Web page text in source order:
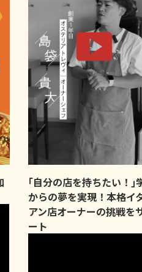
｢自分の店を持ちたい！｣
からの夢を実現！本格イ
アン店オーナーの挑戦を
ート